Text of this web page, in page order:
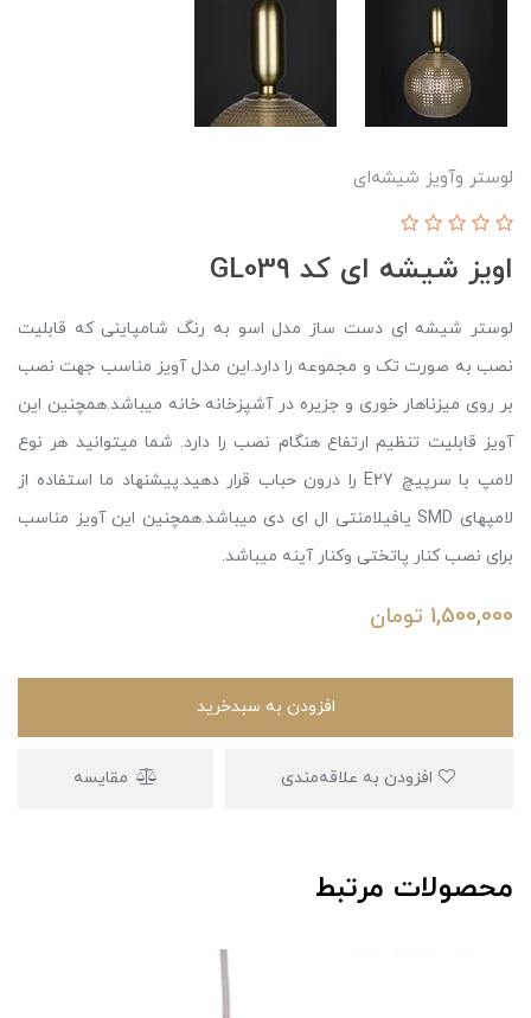
لوستر وآویز شیشه‌ای
اویز شیشه ای کد GL039
لوستر شیشه ای دست ساز مدل اسو به رنگ شامپاینی که قابلیت
نصب به صورت تک و مجموعه را دارد.این مدل آویز مناسب جهت نصب
بر روی میزناهار خوری و جزیره در آشپزخانه خانه میباشد.همچنین این
آویز قابلیت تنظیم ارتفاع هنگام نصب را دارد. شما میتوانید هر نوع
لامپ با سرپیچ E27 را درون حباب قرار دهید.پیشنهاد ما استفاده از
لامپهای SMD یافیلامنتی ال ای دی میباشد.همچنین این آویز مناسب
برای نصب کنار پاتختی وکنار آینه میباشد.
1,500,000 تومان
افزودن به سبدخرید
مقایسه
محصولات مرتبط